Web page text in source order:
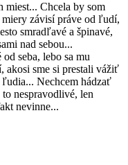
miest... Chcela by som
závisí práve od ľudí,
smradľavé a špinavé,
nad sebou...
seba, lebo sa mu
akosi sme si prestali vážiť
Nechcem hádzať
nespravodlivé, len
nevinne...